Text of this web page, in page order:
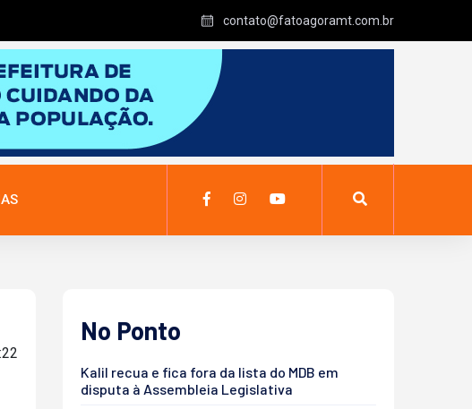
contato@fatoagoramt.com.br
No Ponto
Kalil recua e fica fora da lista do MDB em
disputa à Assembleia Legislativa